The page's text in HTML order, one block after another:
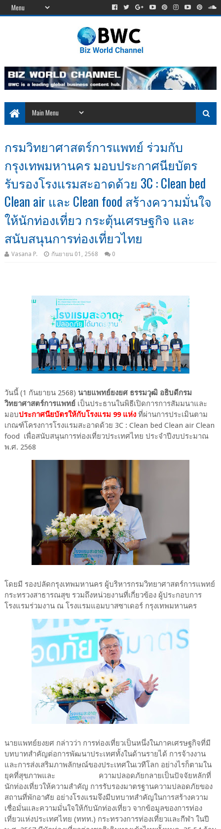
กรมวิทยาศาสตร์การแพทย์ ร่วมกับ
กรุงเทพมหานคร มอบประกาศนียบัตร
รับรองโรงแรมสะอาดด้วย 3C : Clean bed
Clean air และ Clean food สร้างความมั่นใจ
ให้นักท่องเที่ยว กระตุ้นเศรษฐกิจ และ
สนับสนุนการท่องเที่ยวไทย
Vasana P. กันยายน 01, 2568 0
วันนี้ (1 กันยายน 2568) นายแพทย์ยงยศ ธรรมวุฒิ อธิบดีกรม
วิทยาศาสตร์การแพทย์ เป็นประธานในพิธีเปิดการการสัมมนาและ
มอบประกาศนียบัตรให้กับโรงแรม 99 แห่งที่ผ่านการประเมินตาม
เกณฑ์โครงการโรงแรมสะอาดด้วย 3C : Clean bed Clean air Clean
food เพื่อสนับสนุนการท่องเที่ยวประเทศไทย ประจำปีงบประมาณ
พ.ศ. 2568
โดยมี รองปลัดกรุงเทพมหานคร ผู้บริหารกรมวิทยาศาสตร์การแพทย์
กระทรวงสาธารณสุข รวมถึงหน่วยงานที่เกี่ยวข้อง ผู้ประกอบการ
โรงแรมร่วมงาน ณ โรงแรมแอมบาสซาเดอร์ กรุงเทพมหานคร
นายแพทย์ยงยศ กล่าวว่า การท่องเที่ยวเป็นหนึ่งในภาคเศรษฐกิจที่มี
บทบาทสำคัญต่อการพัฒนาประเทศทั้งในด้านรายได้ การจ้างงาน
และการส่งเสริมภาพลักษณ์ของประเทศในเวทีโลก อย่างไรก็ตามใน
ยุคที่สุขภาพและ ความปลอดภัยกลายเป็นปัจจัยหลักที่
นักท่องเที่ยวให้ความสำคัญ การรับรองมาตรฐานความปลอดภัยของ
สถานที่พักอาศัย อย่างโรงแรมจึงมีบทบาทสำคัญในการสร้างความ
เชื่อมั่นและความมั่นใจให้กับนักท่องเที่ยว จากข้อมูลของการท่อง
เที่ยวแห่งประเทศไทย (ททท.) กระทรวงการท่องเที่ยวและกีฬา ในปี